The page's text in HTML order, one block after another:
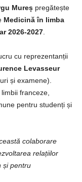
Mureș pregătește
Medicină în limba
2026-2027
cu reprezentanții
Levasseur
și examene).
franceze,
pentru studenți și
colaborare
relațiilor
și pentru